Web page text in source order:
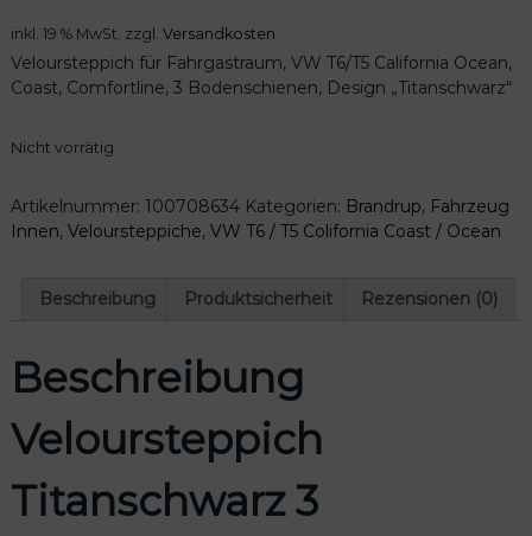
inkl. 19 % MwSt. zzgl. Versandkosten
Veloursteppich für Fahrgastraum, VW T6/T5 California Ocean,
Coast, Comfortline, 3 Bodenschienen, Design „Titanschwarz“
Nicht vorrätig
Artikelnummer: 100708634 Kategorien: Brandrup, Fahrzeug
Innen, Veloursteppiche, VW T6 / T5 Colifornia Coast / Ocean
Beschreibung Produktsicherheit Rezensionen (0)
Beschreibung
Veloursteppich
Titanschwarz 3